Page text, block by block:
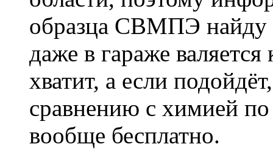
образца СВМПЭ найду
даже в гараже
хватит, а если
сравнению с химией по
вообще бесплатно.